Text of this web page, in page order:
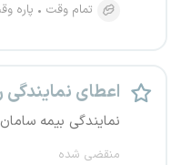
تمام وقت
پاره
اعطای
نمایندگی بیمه سامان
منقضی شده